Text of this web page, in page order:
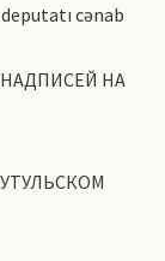
cənab
НА